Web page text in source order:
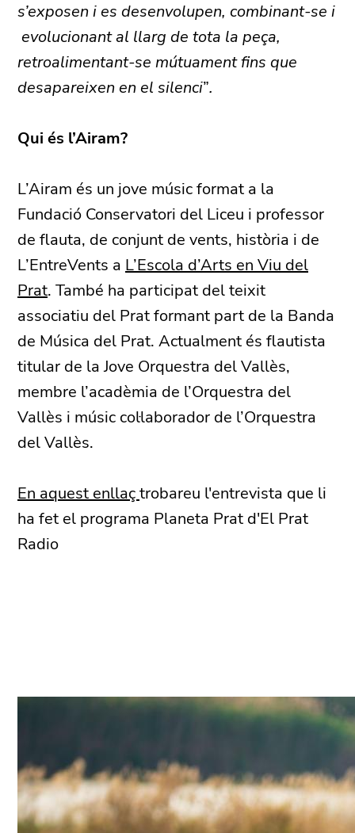
s’exposen i es desenvolupen, combinant-se i
evolucionant al llarg de tota la peça,
retroalimentant-se mútuament fins que
desapareixen en el silenci”.
Qui és l’Airam?
L’Airam és un jove músic format a la
Fundació Conservatori del Liceu i professor
de flauta, de conjunt de vents, història i de
L’EntreVents a L’Escola d’Arts en Viu del
Prat. També ha participat del teixit
associatiu del Prat formant part de la Banda
de Música del Prat. Actualment és flautista
titular de la Jove Orquestra del Vallès,
membre l’acadèmia de l’Orquestra del
Vallès i músic col·laborador de l’Orquestra
del Vallès.
En aquest enllaçtrobareu l'entrevista que li
ha fet el programa Planeta Prat d'El Prat
Radio